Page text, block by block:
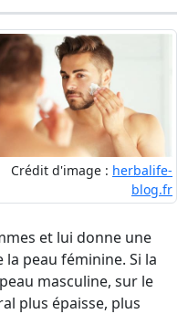
Crédit d'image : herbalife-
blog.fr
et lui donne une
peau féminine. Si la
masculine, sur le
plus épaisse, plus